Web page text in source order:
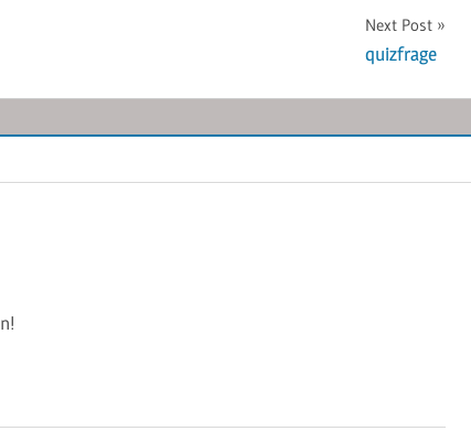
Next Post
quizfrage